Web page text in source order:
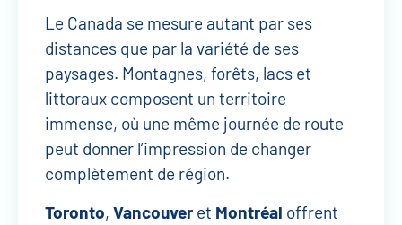
Le Canada se mesure autant par ses
distances que par la variété de ses
paysages. Montagnes, forêts, lacs et
littoraux composent un territoire
immense, où une même journée de route
peut donner l’impression de changer
complètement de région.
Toronto, Vancouver et Montréal offrent